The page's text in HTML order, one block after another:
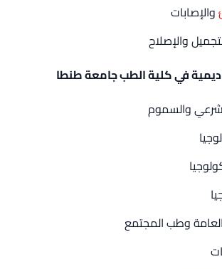
والإصابات
والإصلاح
في كلية الطب جامعة طنطا
والسموم
وطب المجتمع